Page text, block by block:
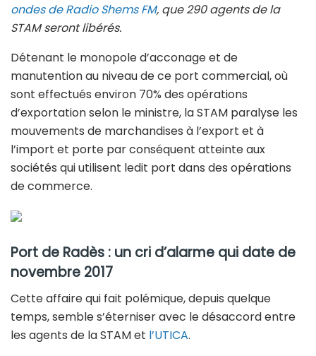
ondes de Radio Shems FM, que 290 agents de la
STAM seront libérés.
Détenant le monopole d’acconage et de
manutention au niveau de ce port commercial, où
sont effectués environ 70% des opérations
d’exportation selon le ministre, la STAM paralyse les
mouvements de marchandises à l’export et à
l’import et porte par conséquent atteinte aux
sociétés qui utilisent ledit port dans des opérations
de commerce.
Port de Radès : un cri d’alarme qui date de
novembre 2017
Cette affaire qui fait polémique, depuis quelque
temps, semble s’éterniser avec le désaccord entre
les agents de la STAM et l’UTICA.